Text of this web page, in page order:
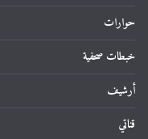
حوارات
خبطات صحفية
أرشيف
قناتي